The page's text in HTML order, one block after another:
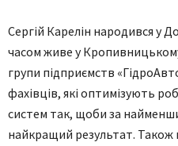
Сергій Карелін народився у
часом живе у
групи підприємств
фахівців, які оптимізують
систем так, щоби за
найкращий результат. Також